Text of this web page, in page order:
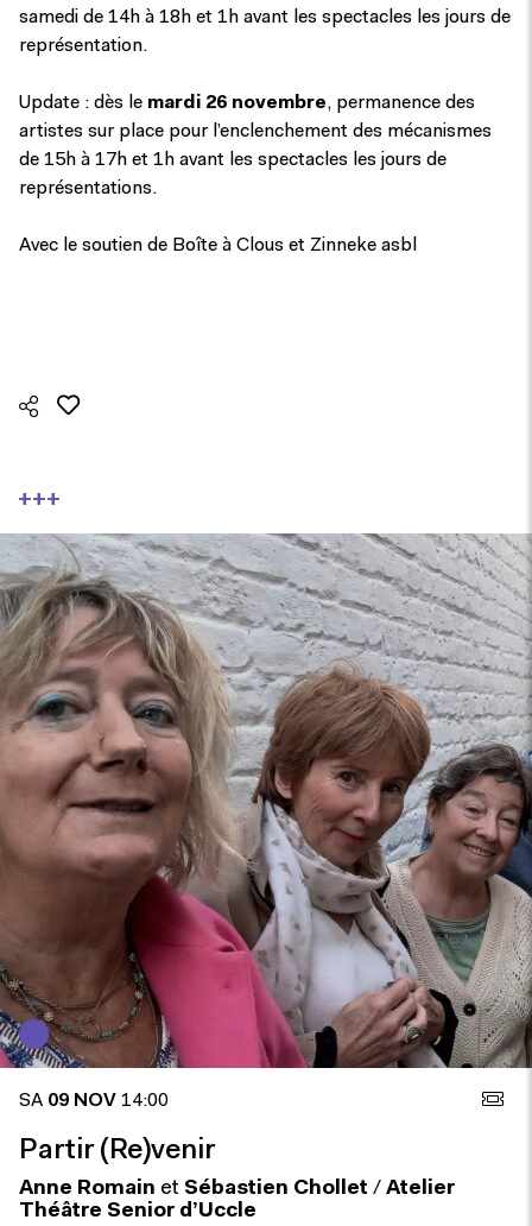
samedi de 14h à 18h et 1h avant les spectacles les jours de
représentation.
Update : dès le mardi 26 novembre, permanence des
artistes sur place pour l’enclenchement des mécanismes
de 15h à 17h et 1h avant les spectacles les jours de
représentations.
Avec le soutien de Boîte à Clous et Zinneke asbl
+++
SA 09 NOV 14:00
Partir (Re)venir
Anne Romain et Sébastien Chollet / Atelier
Théâtre Senior d’Uccle